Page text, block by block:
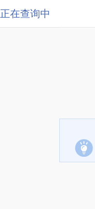
正在查询中